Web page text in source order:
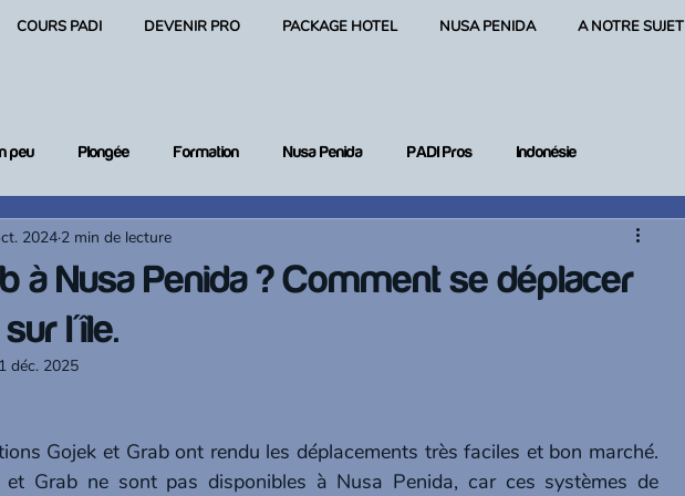
COURS PADI DEVENIR PRO PACKAGE HOTEL NUSA PENIDA A NOTRE SUJET
peu Plongée Formation Nusa Penida PADI Pros Indonésie
plongée
à Nusa Penida ? Comment se déplacer
l'île.
2024 2 min de lecture
déc. 2025
Gojek et Grab ont rendu les déplacements très faciles et bon marché.
et Grab ne sont pas disponibles à Nusa Penida, car ces systèmes de